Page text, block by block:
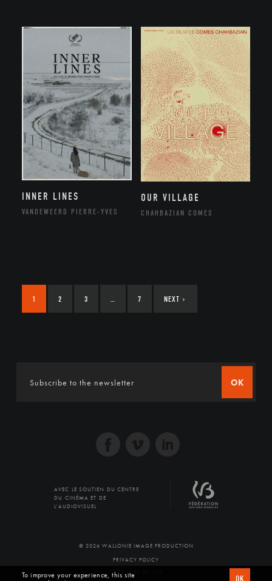
INNER LINES
VANDEWEERD PIERRE-YVES
OUR VILLAGE
CHAHBAZIAN COMES
1 2 3 … 7 NEXT ›
OK
AVEC LE SOUTIEN DU CENTRE
DU CINÉMA ET DE
L'AUDIOVISUEL
© 2026 WALLONIE IMAGE PRODUCTION
PRIVACY POLICY
PRODUCED BY SFD
To improve your experience, this site
OK